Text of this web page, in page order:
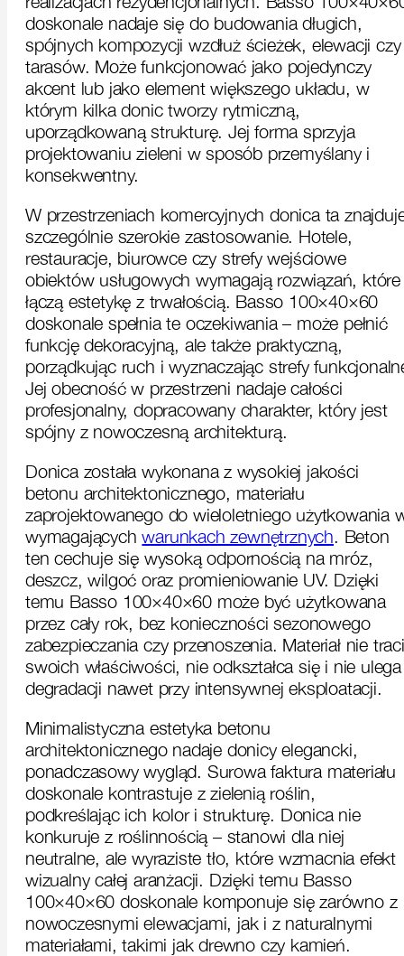
doskonale nadaje się do budowania długich,
spójnych kompozycji wzdłuż ścieżek, elewacji czy
tarasów. Może funkcjonować jako pojedynczy
akcent lub jako element większego układu, w
którym kilka donic tworzy rytmiczną,
uporządkowaną strukturę. Jej forma sprzyja
projektowaniu zieleni w sposób przemyślany i
konsekwentny.
W przestrzeniach komercyjnych donica ta
szczególnie szerokie zastosowanie. Hotele,
restauracje, biurowce czy strefy wejściowe
obiektów usługowych wymagają rozwiązań, które
łączą estetykę z trwałością. Basso 100×40×60
doskonale spełnia te oczekiwania – może pełnić
funkcję dekoracyjną, ale także praktyczną,
porządkując ruch i wyznaczając strefy
Jej obecność w przestrzeni nadaje całości
profesjonalny, dopracowany charakter, który jest
spójny z nowoczesną architekturą.
Donica została wykonana z wysokiej jakości
betonu architektonicznego, materiału
zaprojektowanego do wieloletniego użytkowania
wymagającychwarunkach zewnętrznych. Beton
ten cechuje się wysoką odpornością na mróz,
deszcz, wilgoć oraz promieniowanie UV. Dzięki
temu Basso 100×40×60 może być użytkowana
przez cały rok, bez konieczności sezonowego
zabezpieczania czy przenoszenia. Materiał nie traci
swoich właściwości, nie odkształca się i nie ulega
degradacji nawet przy intensywnej eksploatacji.
Minimalistyczna estetyka betonu
architektonicznego nadaje donicy elegancki,
ponadczasowy wygląd. Surowa faktura materiału
doskonale kontrastuje z zielenią roślin,
podkreślając ich kolor i strukturę. Donica nie
konkuruje z roślinnością – stanowi dla niej
neutralne, ale wyraziste tło, które wzmacnia efekt
wizualny całej aranżacji. Dzięki temu Basso
100×40×60 doskonale komponuje się zarówno z
nowoczesnymi elewacjami, jak i z naturalnymi
materiałami, takimi jak drewno czy kamień.